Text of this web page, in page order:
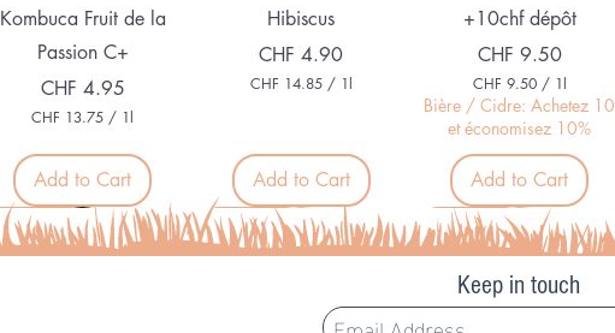
Kombuca Fruit de la
Passion C+
Price
CHF 4.95
CHF 13.75 / 1l
H
F
1
3
.
Add to Cart
Hibiscus
Price
CHF 4.90
CHF 14.85 / 1l
1
.
8
5
Add to Cart
+10chf dépôt
Price
CHF 9.50
CHF 9.50 / 1l
C
H
F
9
0
p
e
r
1
Bière / Cidre: Achetez 10
et économisez 10%
Add to Cart
Nouveau Nouveau Nouveau
Nouveau
Keep in touch